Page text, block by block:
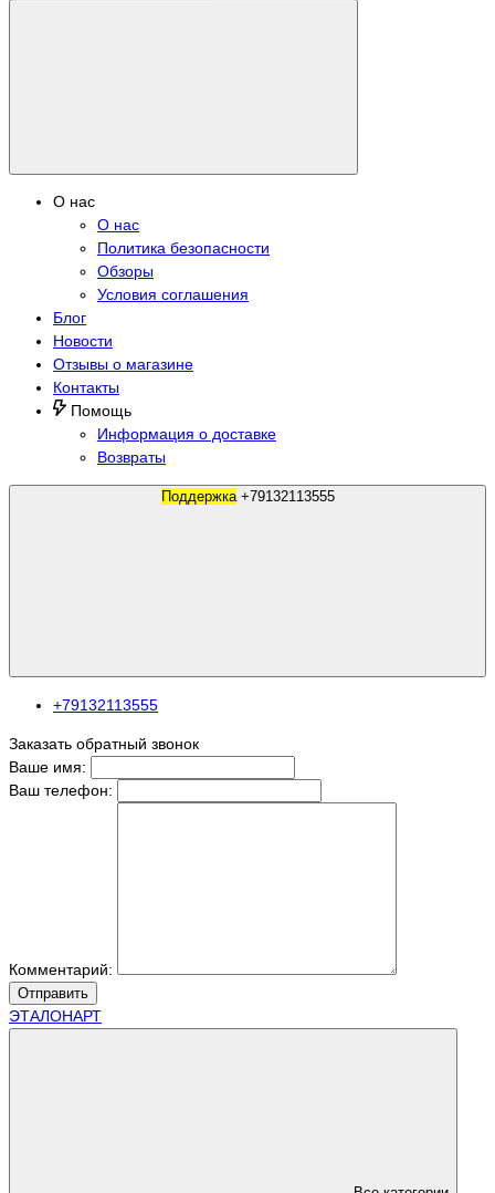
О нас
О нас
Политика безопасности
Обзоры
Условия соглашения
Блог
Новости
Отзывы о магазине
Контакты
Помощь
Информация о доставке
Возвраты
Поддержка +79132113555
+79132113555
Заказать обратный звонок
Ваше имя:
Ваш телефон:
Комментарий:
Отправить
ЭТАЛОНАРТ